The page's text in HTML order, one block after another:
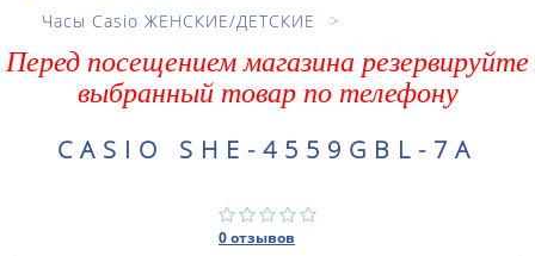
Часы Casio ЖЕНСКИЕ/ДЕТСКИЕ
Перед посещением магазина резервируйте
выбранный товар по телефону
CASIO SHE-4559GBL-7A
0 отзывов